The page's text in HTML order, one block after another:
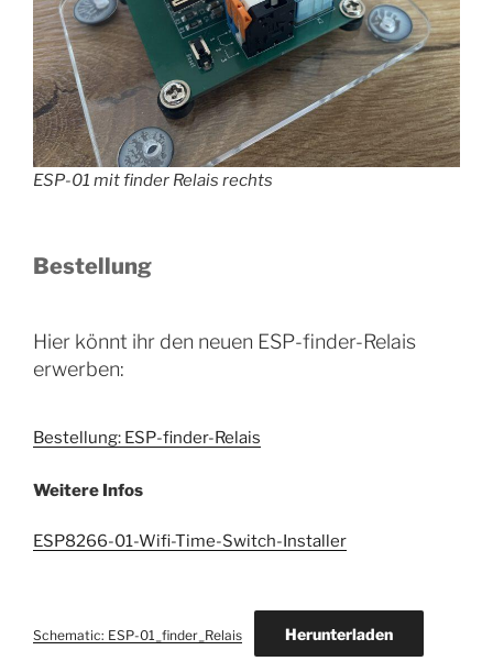
ESP-01 mit finder Relais rechts
Bestellung
Hier könnt ihr den neuen ESP-finder-Relais
erwerben:
Bestellung: ESP-finder-Relais
Weitere Infos
ESP8266-01-Wifi-Time-Switch-Installer
Schematic: ESP-01_finder_Relais Herunterladen